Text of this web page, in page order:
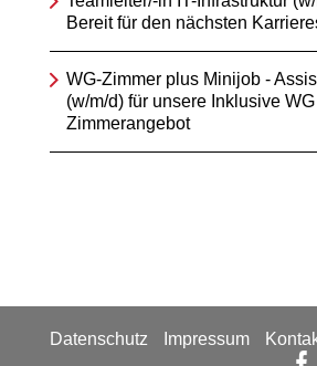
Bereit für den nächsten
WG-Zimmer plus Minijob -
(w/m/d) für unsere Inklusive
Zimmerangebot
Datenschutz Impressum